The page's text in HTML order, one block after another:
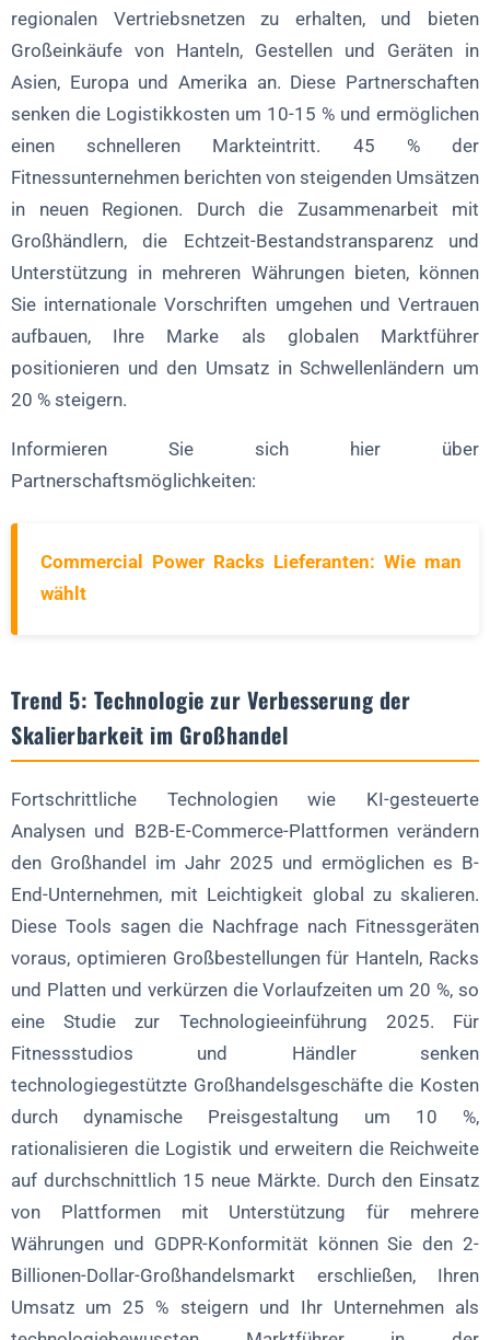
regionalen Vertriebsnetzen zu erhalten, und bieten
Großeinkäufe von Hanteln, Gestellen und Geräten in
Asien, Europa und Amerika an. Diese Partnerschaften
senken die Logistikkosten um 10-15 % und ermöglichen
einen schnelleren Markteintritt. 45 % der
Fitnessunternehmen berichten von steigenden Umsätzen
in neuen Regionen. Durch die Zusammenarbeit mit
Großhändlern, die Echtzeit-Bestandstransparenz und
Unterstützung in mehreren Währungen bieten, können
Sie internationale Vorschriften umgehen und Vertrauen
aufbauen, Ihre Marke als globalen Marktführer
positionieren und den Umsatz in Schwellenländern um
20 % steigern.
Informieren Sie sich hier über
Partnerschaftsmöglichkeiten:
Commercial Power Racks Lieferanten: Wie man
wählt
Trend 5: Technologie zur Verbesserung der
Skalierbarkeit im Großhandel
Fortschrittliche Technologien wie KI-gesteuerte
Analysen und B2B-E-Commerce-Plattformen verändern
den Großhandel im Jahr 2025 und ermöglichen es B-
End-Unternehmen, mit Leichtigkeit global zu skalieren.
Diese Tools sagen die Nachfrage nach Fitnessgeräten
voraus, optimieren Großbestellungen für Hanteln, Racks
und Platten und verkürzen die Vorlaufzeiten um 20 %, so
eine Studie zur Technologieeinführung 2025. Für
Fitnessstudios und Händler senken
technologiegestützte Großhandelsgeschäfte die Kosten
durch dynamische Preisgestaltung um 10 %,
rationalisieren die Logistik und erweitern die Reichweite
auf durchschnittlich 15 neue Märkte. Durch den Einsatz
von Plattformen mit Unterstützung für mehrere
Währungen und GDPR-Konformität können Sie den 2-
Billionen-Dollar-Großhandelsmarkt erschließen, Ihren
Umsatz um 25 % steigern und Ihr Unternehmen als